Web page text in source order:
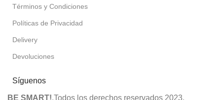
Términos y Condiciones
Políticas de Privacidad
Delivery
Devoluciones
Síguenos
BE SMART!.Todos los derechos reservados 2023.